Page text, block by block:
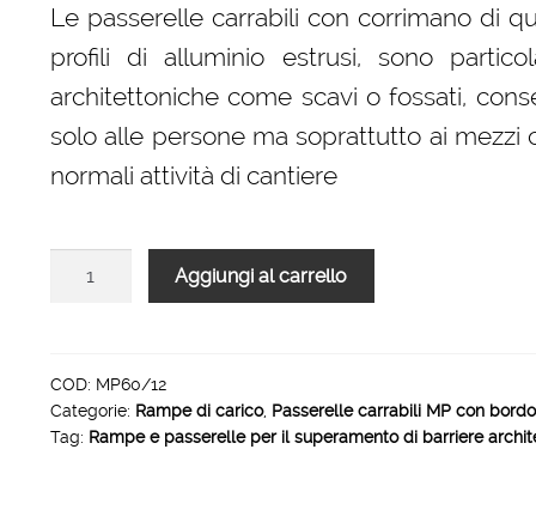
Le passerelle carrabili con corrimano di
profili di alluminio estrusi, sono
architettoniche come scavi o fossati,
solo alle persone ma soprattutto ai
normali attività di cantiere
MP
6055
x
Aggiungi al carrello
COD: MP60/12
Categorie: Rampe di carico, Passerelle carrabili MP con
Tag: Rampe e passerelle per il superamento di barriere